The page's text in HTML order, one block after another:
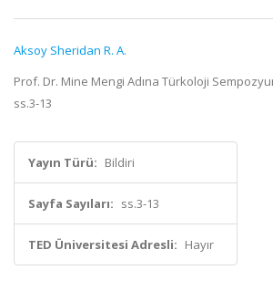
Aksoy Sheridan R. A.
Prof. Dr. Mine Mengi Adına Türkoloji
ss.3-13
Yayın Türü: Bildiri
Sayfa Sayıları: ss.3-13
TED Üniversitesi Adresli: Hayır